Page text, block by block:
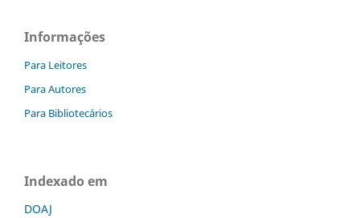
Informações
Para Leitores
Para Autores
Para Bibliotecários
Indexado em
DOAJ